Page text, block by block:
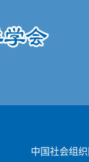
中国社会组